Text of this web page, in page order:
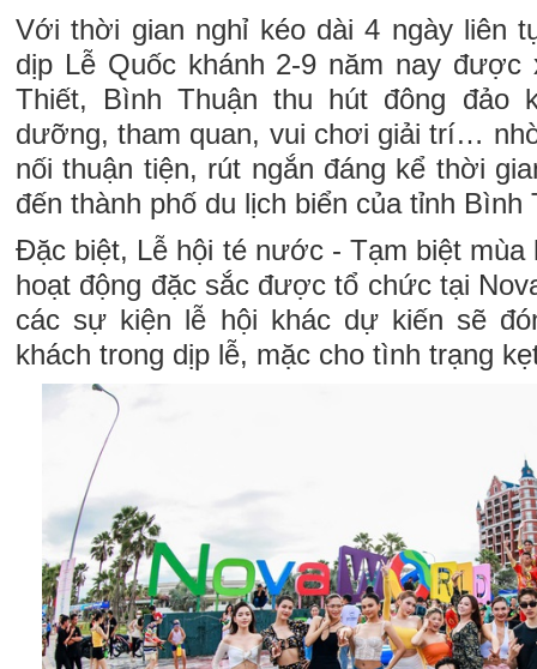
Với thời gian nghỉ kéo dài 4 ngày liên
dịp Lễ Quốc khánh 2-9 năm nay
Thiết, Bình Thuận thu hút đông đảo
dưỡng, tham quan, vui chơi giải trí…
nối thuận tiện, rút ngắn đáng kể thời
đến thành phố du lịch biển của tỉnh Bình
Đặc biệt, Lễ hội té nước - Tạm biệt mùa
hoạt động đặc sắc được tổ chức tại
các sự kiện lễ hội khác dự kiến sẽ
khách trong dịp lễ, mặc cho tình trạng